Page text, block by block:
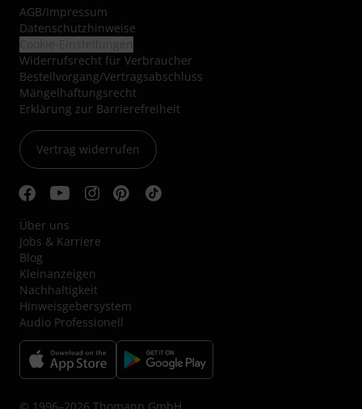
AGB/Impressum
Datenschutzhinweise
Widerrufsrecht für Verbraucher
Bestellvorgang/Vertragsabschluss
Mängelhaftungsrecht
Erklärung zur Barrierefreiheit
Vertrag widerrufen
Über uns
Jobs & Karriere
Blog
Kleinanzeigen
Nachhaltigkeit
Hinweisgebersystem
Audio Professionell